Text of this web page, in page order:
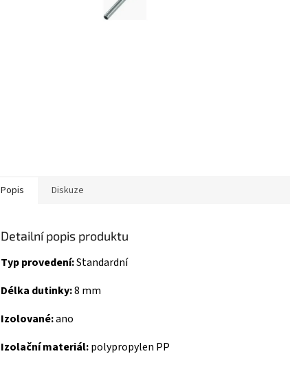
Popis Diskuze
Detailní popis produktu
Typ provedení:Standardní
Délka dutinky:8 mm
Izolované:ano
Izolační materiál:polypropylen PP